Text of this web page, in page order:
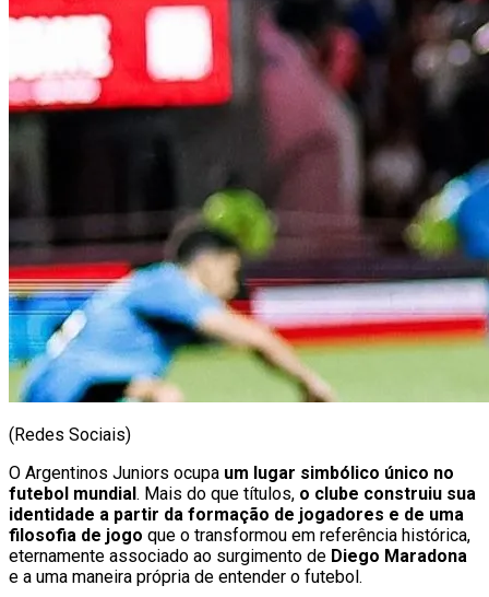
(Redes Sociais)
O Argentinos Juniors ocupa um lugar simbólico único no
futebol mundial. Mais do que títulos, o clube construiu sua
identidade a partir da formação de jogadores e de uma
filosofia de jogo que o transformou em referência histórica,
eternamente associado ao surgimento de Diego Maradona
e a uma maneira própria de entender o futebol.